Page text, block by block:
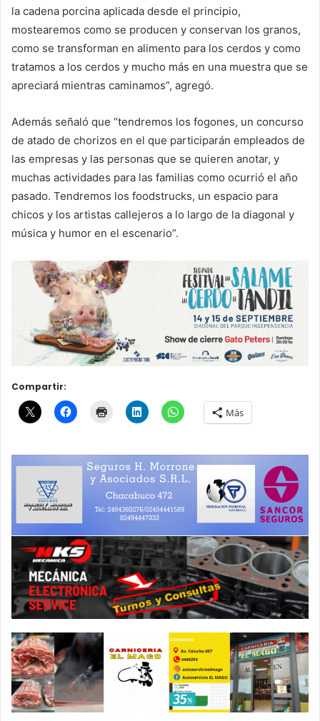
la cadena porcina aplicada desde el principio,
mostearemos como se producen y conservan los granos,
como se transforman en alimento para los cerdos y como
tratamos a los cerdos y mucho más en una muestra que se
apreciará mientras caminamos”, agregó.
Además señaló que “tendremos los fogones, un concurso
de atado de chorizos en el que participarán empleados de
las empresas y las personas que se quieren anotar, y
muchas actividades para las familias como ocurrió el año
pasado. Tendremos los foodstrucks, un espacio para
chicos y los artistas callejeros a lo largo de la diagonal y
música y humor en el escenario”.
Compartir:
Más